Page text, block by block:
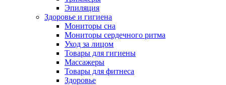
Эпиляция
Здоровье и гигиена
Мониторы сна
Мониторы сердечного ритма
Уход за лицом
Товары для гигиены
Массажеры
Товары для фитнеса
Здоровье